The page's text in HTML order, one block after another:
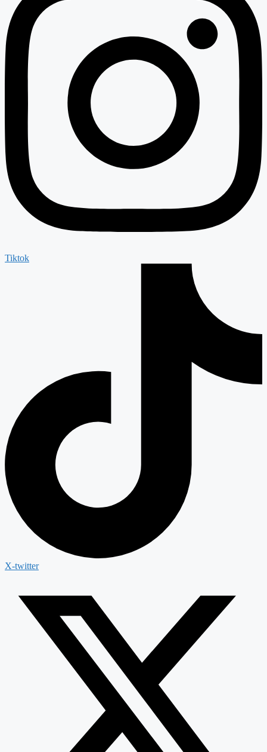
Tiktok
X-twitter